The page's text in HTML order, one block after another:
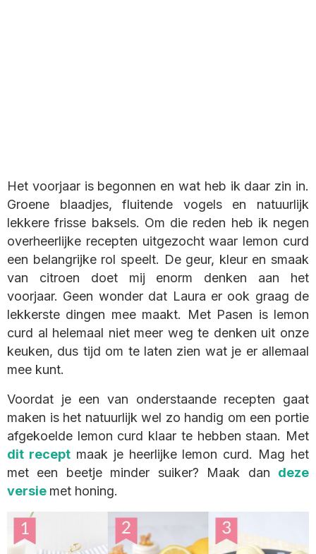
Het voorjaar is begonnen en wat heb ik daar zin in.
Groene blaadjes, fluitende vogels en natuurlijk
lekkere frisse baksels. Om die reden heb ik negen
overheerlijke recepten uitgezocht waar lemon curd
een belangrijke rol speelt. De geur, kleur en smaak
van citroen doet mij enorm denken aan het
voorjaar. Geen wonder dat Laura er ook graag de
lekkerste dingen mee maakt. Met Pasen is lemon
curd al helemaal niet meer weg te denken uit onze
keuken, dus tijd om te laten zien wat je er allemaal
mee kunt.
Voordat je een van onderstaande recepten gaat
maken is het natuurlijk wel zo handig om een portie
afgekoelde lemon curd klaar te hebben staan. Met
dit receptmaak je heerlijke lemon curd. Mag het
met een beetje minder suiker? Maak dan deze
versie met honing.